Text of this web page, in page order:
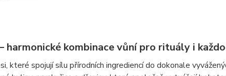
harmonické kombinace vůní pro rituály i
které spojují sílu přírodních ingrediencí do dokonale